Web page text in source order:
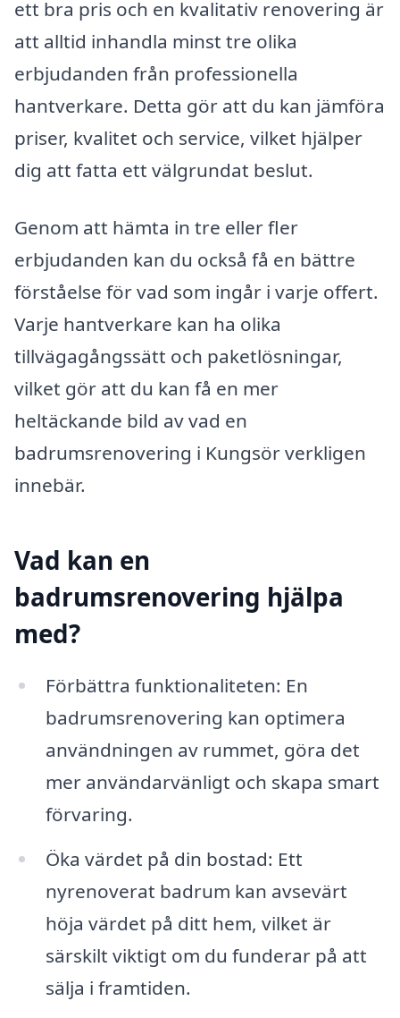
ett bra pris och en kvalitativ renovering är
att alltid inhandla minst tre olika
erbjudanden från professionella
hantverkare. Detta gör att du kan jämföra
priser, kvalitet och service, vilket hjälper
dig att fatta ett välgrundat beslut.
Genom att hämta in tre eller fler
erbjudanden kan du också få en bättre
förståelse för vad som ingår i varje offert.
Varje hantverkare kan ha olika
tillvägagångssätt och paketlösningar,
vilket gör att du kan få en mer
heltäckande bild av vad en
badrumsrenovering i Kungsör verkligen
innebär.
Vad kan en
badrumsrenovering hjälpa
med?
Förbättra funktionaliteten: En
badrumsrenovering kan optimera
användningen av rummet, göra det
mer användarvänligt och skapa smart
förvaring.
Öka värdet på din bostad: Ett
nyrenoverat badrum kan avsevärt
höja värdet på ditt hem, vilket är
särskilt viktigt om du funderar på att
sälja i framtiden.